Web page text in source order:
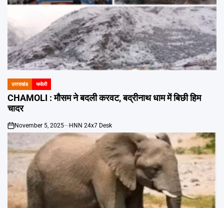
POSTED
IN
उत्तराखंड चमोली
CHAMOLI : मौसम ने बदली करवट, बद्रीनाथ धाम में बिछी हिम
चादर
on
November 5, 2025 HNN 24x7 Desk